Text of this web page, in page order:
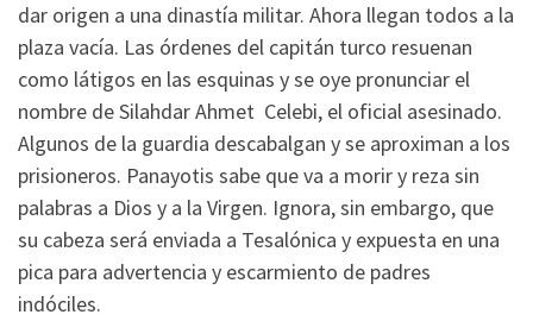
dar origen a una dinastía militar. Ahora llegan todos a la
plaza vacía. Las órdenes del capitán turco resuenan
como látigos en las esquinas y se oye pronunciar el
nombre de Silahdar Ahmet Celebi, el oficial asesinado.
Algunos de la guardia descabalgan y se aproximan a los
prisioneros. Panayotis sabe que va a morir y reza sin
palabras a Dios y a la Virgen. Ignora, sin embargo, que
su cabeza será enviada a Tesalónica y expuesta en una
pica para advertencia y escarmiento de padres
indóciles.